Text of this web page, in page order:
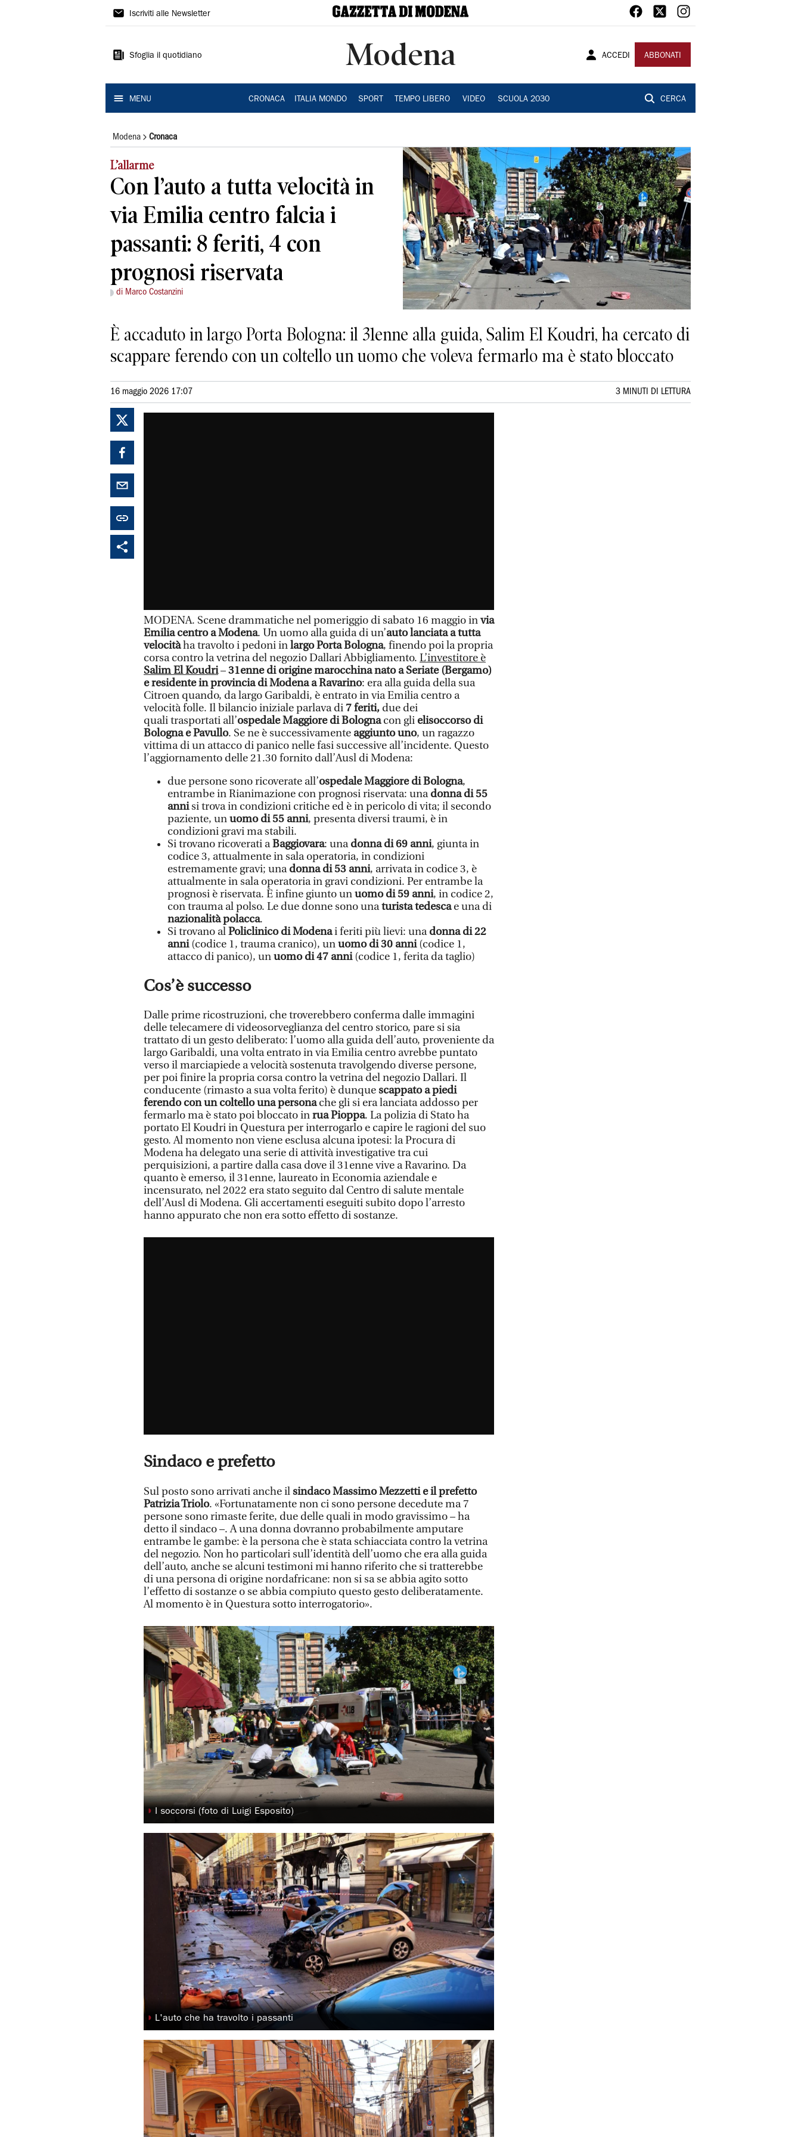
Gazzetta
Modena
Iscriviti alle Newsletter
Sfoglia il quotidiano Modena ACCEDI ABBONATI
MENU CRONACA ITALIA MONDO SPORT TEMPO LIBERO VIDEO SCUOLA 2030 CERCA
Modena Cronaca
L’allarme
Con l’auto a tutta velocità in
via Emilia centro falcia i
passanti: 8 feriti, 4 con
prognosi riservata
di Marco Costanzini
È accaduto in largo Porta Bologna: il 31enne alla guida, Salim El Koudri, ha cercato di
scappare ferendo con un coltello un uomo che voleva fermarlo ma è stato bloccato
16 maggio 2026 17:07 3 MINUTI DI LETTURA
MODENA. Scene drammatiche nel pomeriggio di sabato 16 maggio invia
Emilia centro a Modena. Un uomo alla guida di un’auto lanciata a tutta
velocitàha travolto i pedoni inlargo Porta Bologna, finendo poi la propria
corsa contro la vetrina del negozio Dallari Abbigliamento. L’investitore è
Salim El Koudri–31enne di origine marocchina nato a Seriate (Bergamo)
e residente in provincia di Modena a Ravarino: era alla guida della sua
Citroen quando, da largo Garibaldi, è entrato in via Emilia centro a
velocità folle. Il bilancio iniziale parlava di7feriti, due dei
quali trasportati all’ospedale Maggiore di Bolognacon gli elisoccorso di
Bologna e Pavullo. Se ne è successivamente aggiunto uno, un ragazzo
vittima di un attacco di panico nelle fasi successive all’incidente. Questo
l’aggiornamento delle 21.30 fornito dall’Ausl di Modena:
due persone sono ricoverate all’ospedale Maggiore di Bologna,
entrambe in Rianimazione con prognosi riservata: unadonna di 55
annisi trova in condizioni critiche ed è in pericolo di vita; il secondo
paziente, unuomo di 55 anni, presenta diversi traumi, è in
condizioni gravi ma stabili.
Si trovano ricoverati aBaggiovara: unadonna di 69 anni, giunta in
codice 3, attualmente in sala operatoria, in condizioni
estremamente gravi; unadonna di 53 anni, arrivata in codice 3, è
attualmente in sala operatoria in gravi condizioni. Per entrambe la
prognosi è riservata. È infine giunto unuomo di 59 anni, in codice 2,
con trauma al polso. Le due donne sono unaturista tedescae una di
nazionalità polacca.
Si trovano alPoliclinico di Modenai feriti più lievi: unadonna di 22
anni(codice 1, trauma cranico), unuomo di 30 anni(codice 1,
attacco di panico), unuomo di 47 anni(codice 1, ferita da taglio)
Cos’è successo
Dalle prime ricostruzioni, che troverebbero conferma dalle immagini
delle telecamere di videosorveglianza del centro storico, pare si sia
trattato di un gesto deliberato: l’uomo alla guida dell’auto, proveniente da
largo Garibaldi, una volta entrato in via Emilia centro avrebbe puntato
verso il marciapiede a velocità sostenuta travolgendo diverse persone,
per poi finire la propria corsa contro la vetrina del negozio Dallari. Il
conducente (rimasto a sua volta ferito) è dunquescappato a piedi
ferendo con un coltello una personache gli si era lanciata addosso per
fermarlo ma è stato poi bloccato inrua Pioppa. La polizia di Stato ha
portato El Koudri in Questura per interrogarlo e capire le ragioni del suo
gesto. Al momento non viene esclusa alcuna ipotesi: la Procura di
Modena ha delegato una serie di attività investigative tra cui
perquisizioni, a partire dalla casa dove il 31enne vive a Ravarino. Da
quanto è emerso, il 31enne, laureato in Economia aziendale e
incensurato, nel 2022 era stato seguito dal Centro di salute mentale
dell’Ausl di Modena. Gli accertamenti eseguiti subito dopo l’arresto
hanno appurato che non era sotto effetto di sostanze.
Sindaco e prefetto
Sul posto sono arrivati anche ilsindaco Massimo Mezzetti e il prefetto
Patrizia Triolo. «Fortunatamente non ci sono persone decedute ma 7
persone sono rimaste ferite, due delle quali in modo gravissimo – ha
detto il sindaco –. A una donna dovranno probabilmente amputare
entrambe le gambe: è la persona che è stata schiacciata contro la vetrina
del negozio. Non ho particolari sull’identità dell’uomo che era alla guida
dell’auto, anche se alcuni testimoni mi hanno riferito che si tratterebbe
di una persona di origine nordafricane: non si sa se abbia agito sotto
l’effetto di sostanze o se abbia compiuto questo gesto deliberatamente.
Al momento è in Questura sotto interrogatorio».
◗ I soccorsi (foto di Luigi Esposito)
◗ L'auto che ha travolto i passanti